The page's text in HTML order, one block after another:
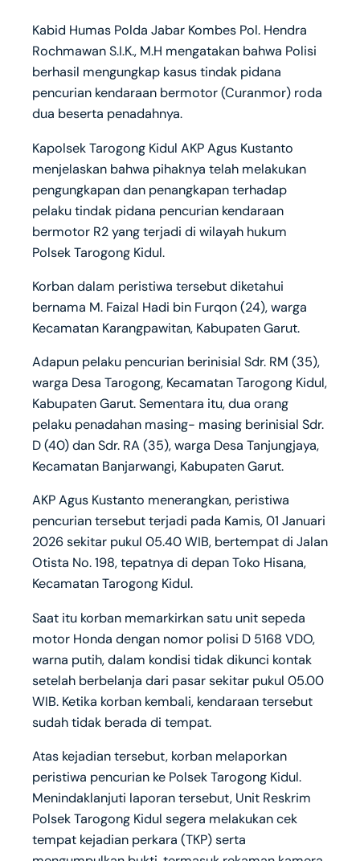
Kabid Humas Polda Jabar Kombes Pol. Hendra
Rochmawan S.I.K., M.H mengatakan bahwa Polisi
berhasil mengungkap kasus tindak pidana
pencurian kendaraan bermotor (Curanmor) roda
dua beserta penadahnya.
Kapolsek Tarogong Kidul AKP Agus Kustanto
menjelaskan bahwa pihaknya telah melakukan
pengungkapan dan penangkapan terhadap
pelaku tindak pidana pencurian kendaraan
bermotor R2 yang terjadi di wilayah hukum
Polsek Tarogong Kidul.
Korban dalam peristiwa tersebut diketahui
bernama M. Faizal Hadi bin Furqon (24), warga
Kecamatan Karangpawitan, Kabupaten Garut.
Adapun pelaku pencurian berinisial Sdr. RM (35),
warga Desa Tarogong, Kecamatan Tarogong Kidul,
Kabupaten Garut. Sementara itu, dua orang
pelaku penadahan masing- masing berinisial Sdr.
D (40) dan Sdr. RA (35), warga Desa Tanjungjaya,
Kecamatan Banjarwangi, Kabupaten Garut.
AKP Agus Kustanto menerangkan, peristiwa
pencurian tersebut terjadi pada Kamis, 01 Januari
2026 sekitar pukul 05.40 WIB, bertempat di Jalan
Otista No. 198, tepatnya di depan Toko Hisana,
Kecamatan Tarogong Kidul.
Saat itu korban memarkirkan satu unit sepeda
motor Honda dengan nomor polisi D 5168 VDO,
warna putih, dalam kondisi tidak dikunci kontak
setelah berbelanja dari pasar sekitar pukul 05.00
WIB. Ketika korban kembali, kendaraan tersebut
sudah tidak berada di tempat.
Atas kejadian tersebut, korban melaporkan
peristiwa pencurian ke Polsek Tarogong Kidul.
Menindaklanjuti laporan tersebut, Unit Reskrim
Polsek Tarogong Kidul segera melakukan cek
tempat kejadian perkara (TKP) serta